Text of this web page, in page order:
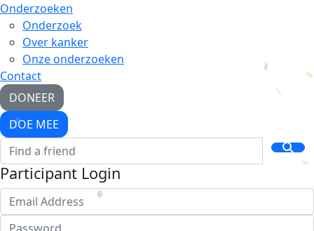
Onderzoeken
Onderzoek
Over kanker
Onze onderzoeken
Contact
DONEER
DOE MEE
Participant Login